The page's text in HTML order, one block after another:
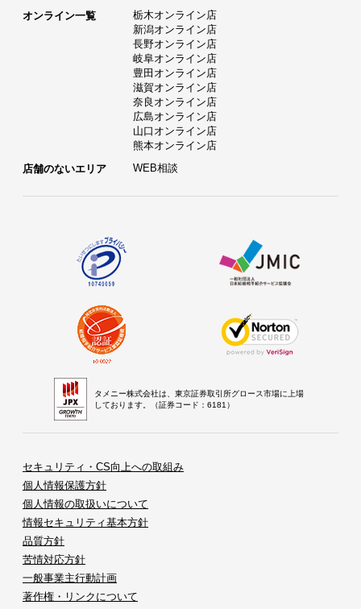
オンライン一覧
栃木オンライン店
新潟オンライン店
長野オンライン店
岐阜オンライン店
豊田オンライン店
滋賀オンライン店
奈良オンライン店
広島オンライン店
山口オンライン店
熊本オンライン店
店舗のないエリア
WEB相談
タメニー株式会社は、東京証券取引所グロース市場に上場
しております。（証券コード：6181）
セキュリティ・CS向上への取組み
個人情報保護方針
個人情報の取扱いについて
情報セキュリティ基本方針
品質方針
苦情対応方針
一般事業主行動計画
著作権・リンクについて